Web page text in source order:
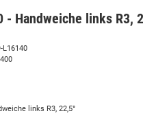
- Handweiche links R3,
L16140
links R3, 22,5°